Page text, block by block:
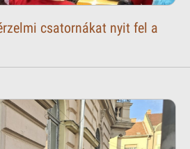
csatornákat nyit fel a